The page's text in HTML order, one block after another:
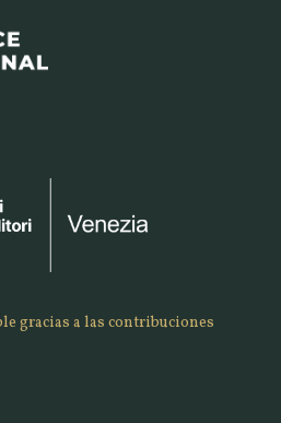
gracias a las contribuciones